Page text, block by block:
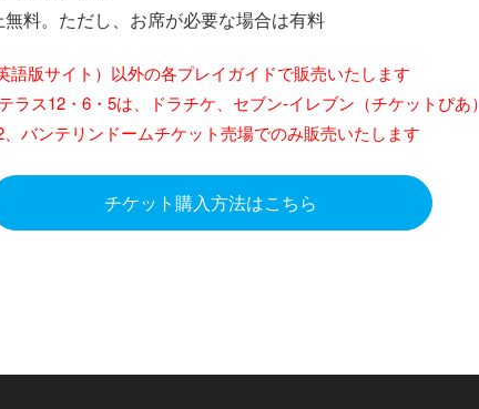
料。ただし、お席が必要な場合は有料
版サイト）以外の各プレイガイドで販売いたします
ラス12・6・5は、ドラチケ、セブン-イレブン（チケットぴ
バンテリンドームチケット売場でのみ販売いたします
チケット購入方法はこちら